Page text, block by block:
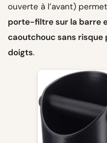
ouverte à l’avant)
porte-filtre sur la barre
caoutchouc sans risque
doigts.